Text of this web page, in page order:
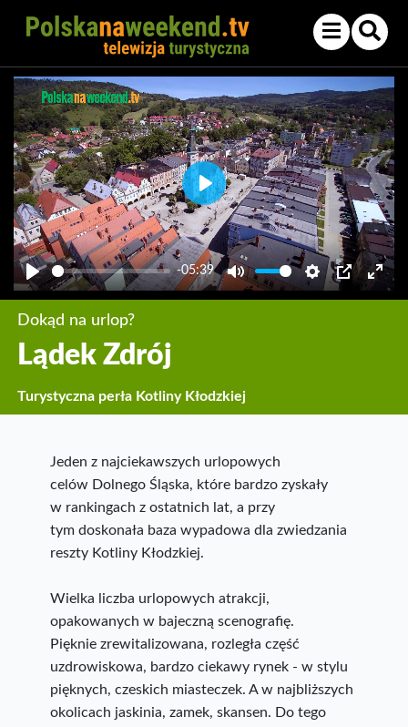
Play
-05:39
Mute Settings
Enter
Play
Dokąd na urlop?
Lądek Zdrój
Turystyczna perła Kotliny Kłodzkiej
Jeden z najciekawszych urlopowych
celów Dolnego Śląska, które bardzo zyskały
w rankingach z ostatnich lat, a przy
tym doskonała baza wypadowa dla zwiedzania
reszty Kotliny Kłodzkiej.
Wielka liczba urlopowych atrakcji,
opakowanych w bajeczną scenografię.
Pięknie zrewitalizowana, rozległa część
uzdrowiskowa, bardzo ciekawy rynek - w stylu
pięknych, czeskich miasteczek. A w najbliższych
okolicach jaskinia, zamek, skansen. Do tego